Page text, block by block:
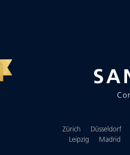
Zürich Düsseldorf
Leipzig
Madrid